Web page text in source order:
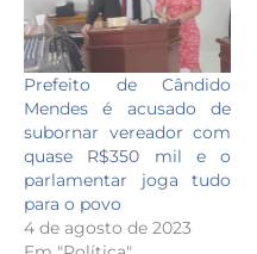
Prefeito de Cândido
Mendes é acusado de
subornar vereador com
quase R$350 mil e o
parlamentar joga tudo
para o povo
4 de agosto de 2023